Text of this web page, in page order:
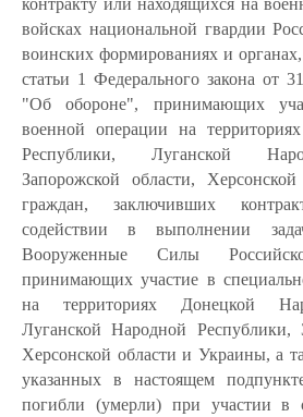
контракту или находящихся на
войсках национальной гвардии
воинских формированиях и
статьи 1 Федерального закона от
"Об обороне", принимающих
военной операции на
Республики, Луганской
Запорожской области,
граждан, заключивших
содействии в выполнении
Вооруженные Силы
принимающих участие в
на территориях Донецкой
Луганской Народной Республики,
Херсонской области и Украины, а
указанных в настоящем
погибли (умерли) при участии в